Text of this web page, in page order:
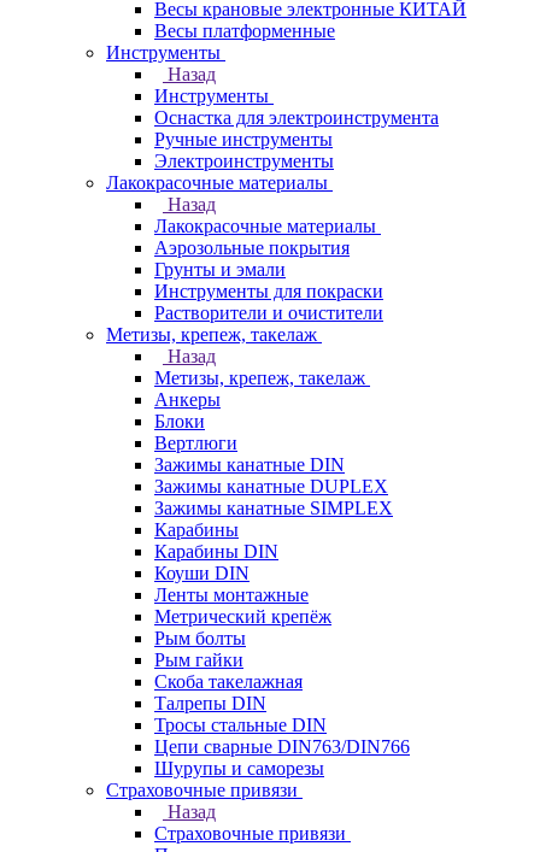
Весы крановые электронные КИТАЙ
Весы платформенные
Инструменты
Назад
Инструменты
Оснастка для электроинструмента
Ручные инструменты
Электроинструменты
Лакокрасочные материалы
Назад
Лакокрасочные материалы
Аэрозольные покрытия
Грунты и эмали
Инструменты для покраски
Растворители и очистители
Метизы, крепеж, такелаж
Назад
Метизы, крепеж, такелаж
Анкеры
Блоки
Вертлюги
Зажимы канатные DIN
Зажимы канатные DUPLEX
Зажимы канатные SIMPLEX
Карабины
Карабины DIN
Коуши DIN
Ленты монтажные
Метрический крепёж
Рым болты
Рым гайки
Скоба такелажная
Талрепы DIN
Тросы стальные DIN
Цепи сварные DIN763/DIN766
Шурупы и саморезы
Страховочные привязи
Назад
Страховочные привязи